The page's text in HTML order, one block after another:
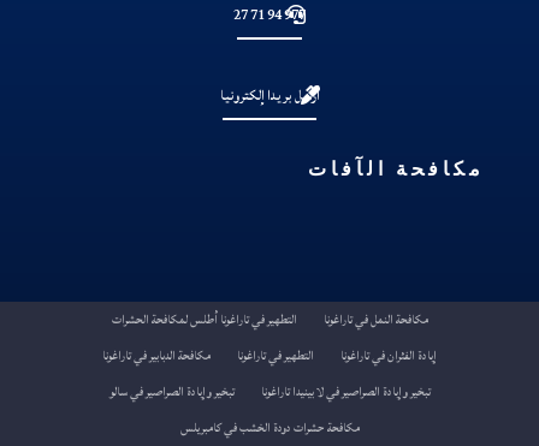
977 94 71 27
أرسل بريدا إلكترونيا
مكافحة الآفات
مكافحة النمل في تاراغونا
التطهير في تاراغونا أطلس لمكافحة الحشرات
إبادة الفئران في تاراغونا
التطهير في تاراغونا
مكافحة الدبابير في تاراغونا
تبخير وإبادة الصراصير في لا بينيدا تاراغونا
تبخير وإبادة الصراصير في سالو
مكافحة حشرات دودة الخشب في كامبريلس